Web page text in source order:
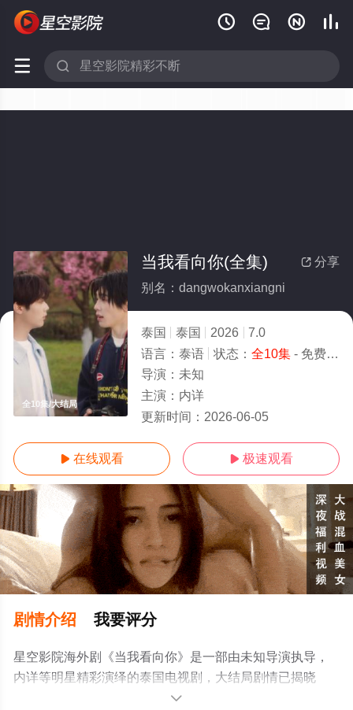
   
 
全10集/大结局
 分享
当我看向你(全集)
别名：dangwokanxiangni
泰国 泰国 2026
7.0
语言： 泰语 状态： 全10集- 免费在线观看
导演： 未知
主演： 内详
更新时间： 2026-06-05
 在线观看  极速观看
剧情介绍 我要评分
星空影院海外剧《当我看向你》是一部由未知导演执导，
内详等明星精彩演绎的泰国电视剧，大结局剧情已揭晓
（全10集），手机免费观看高清无删减完整版电视剧全集
